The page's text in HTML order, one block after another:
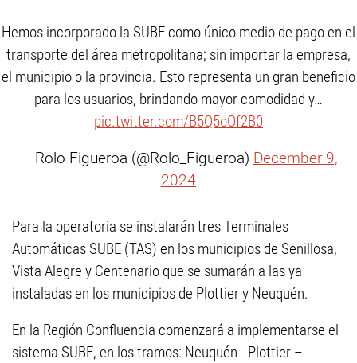
Hemos incorporado la SUBE como único medio de pago en el
transporte del área metropolitana; sin importar la empresa,
el municipio o la provincia. Esto representa un gran beneficio
para los usuarios, brindando mayor comodidad y…
pic.twitter.com/B5Q5oOf2B0
— Rolo Figueroa (@Rolo_Figueroa) December 9,
2024
Para la operatoria se instalarán tres Terminales
Automáticas SUBE (TAS) en los municipios de Senillosa,
Vista Alegre y Centenario que se sumarán a las ya
instaladas en los municipios de Plottier y Neuquén.
En la Región Confluencia comenzará a implementarse el
sistema SUBE, en los tramos: Neuquén - Plottier –